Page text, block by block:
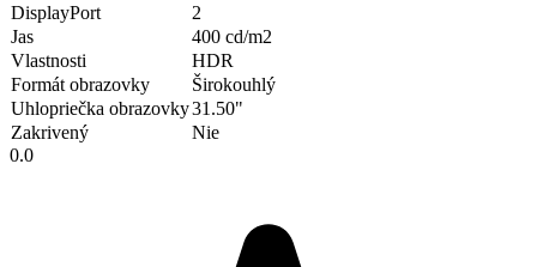
DisplayPort
2
Jas
400 cd/m2
Vlastnosti
HDR
Formát obrazovky
Širokouhlý
Uhlopriečka obrazovky31.50"
Zakrivený
Nie
0.0